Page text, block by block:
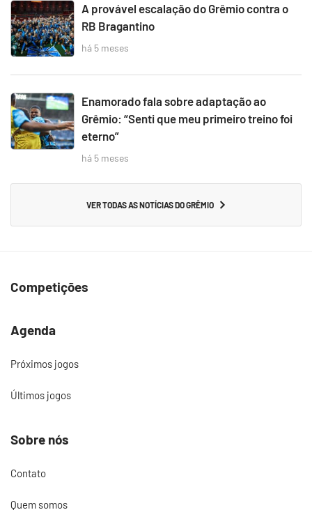
A provável escalação do Grêmio contra o
RB Bragantino
há 5 meses
Enamorado fala sobre adaptação ao
Grêmio: “Senti que meu primeiro treino foi
eterno”
há 5 meses
VER TODAS AS NOTÍCIAS DO GRÊMIO
Competições
Agenda
Próximos jogos
Últimos jogos
Sobre nós
Contato
Quem somos